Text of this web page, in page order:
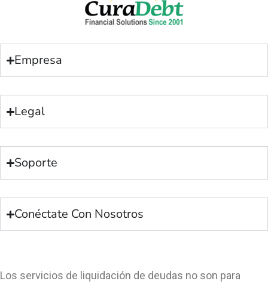
Empresa
Legal
Soporte
Conéctate Con Nosotros
Los servicios de liquidación de deudas no son para